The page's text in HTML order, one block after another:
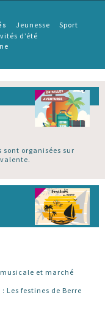
Jeunesse
Sport
d’été
organisées sur
et marché
: Les festines de Berre